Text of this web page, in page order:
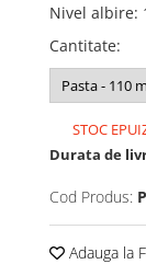
Nivel albire:
Cantitate:
Pasta - 110
STOC
Durata de
Cod Produs:
Adauga la